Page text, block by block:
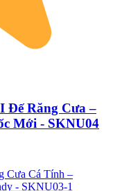
Đế Răng Cưa –
Mới - SKNU04